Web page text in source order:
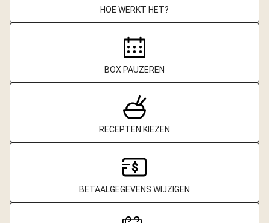
HOE WERKT HET?
BOX PAUZEREN
RECEPTEN KIEZEN
BETAALGEGEVENS WIJZIGEN